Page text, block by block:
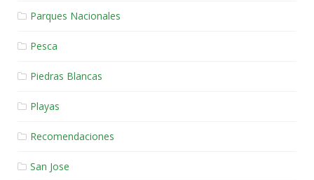
Parques Nacionales
Pesca
Piedras Blancas
Playas
Recomendaciones
San Jose